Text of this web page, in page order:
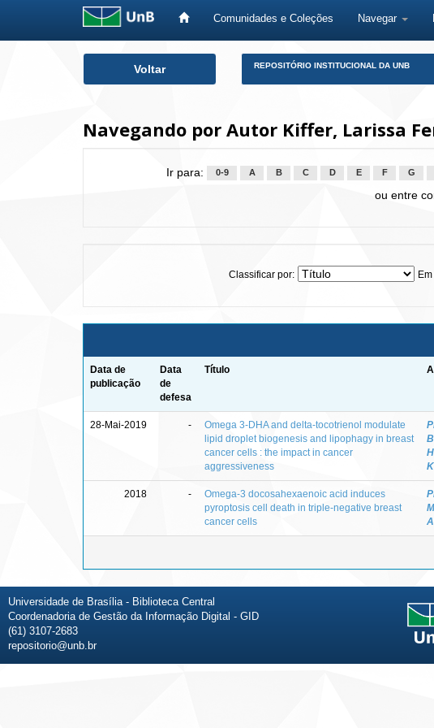
Comunidades e Coleções Navegar
Voltar REPOSITÓRIO INSTITUCIONAL DA UNB
Navegando por Autor Kiffer, Larissa
Ir para: 0-9 A B C D E F G
ou entre
Classificar por:
Data de
publicação
Data
de
defesa
Título
28-Mai-2019 -
Omega 3-DHA and delta-tocotrienol modulate
lipid droplet biogenesis and lipophagy in breast
cancer cells : the impact in cancer
aggressiveness
2018 -
Omega-3 docosahexaenoic acid induces
pyroptosis cell death in triple-negative breast
cancer cells
Universidade de Brasília - Biblioteca Central
Coordenadoria de Gestão da Informação Digital - GID
(61) 3107-2683
repositorio@unb.br